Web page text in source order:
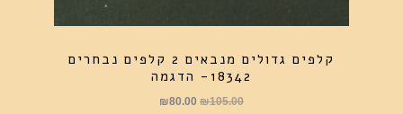
קלפים גדולים מנבאים 2 קלפים נבחרים
18342- הדגמה
₪105.00
המחיר₪80.00